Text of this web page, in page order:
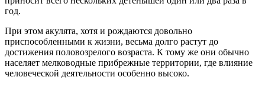
год.
При этом акулята, хотя и рождаются довольно
приспособленными к жизни, весьма долго растут до
достижения половозрелого возраста. К тому же они обычно
населяет мелководные прибрежные территории, где влияние
человеческой деятельности особенно высоко.